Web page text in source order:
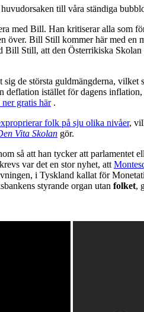
till våra ständiga
med Bill. Han kritiserar alla som
över. Bill Still kommer här med en
Bill Still, att den Österrikiska
de största guldmängderna,
istället för dagens
ner gratis här.
folk på sju olika nivåer,
Vita Skolan gör.
så att han tycker att
var det en stor nyhet, att
i Tyskland kallat för
styrande organ utan folket,